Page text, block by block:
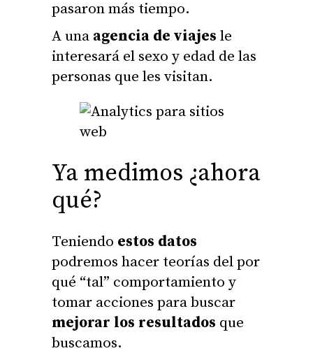
pasaron más tiempo.
A una agencia de viajes le
interesará el sexo y edad de las
personas que les visitan.
Ya medimos ¿ahora
qué?
Teniendo estos datos
podremos hacer teorías del por
qué “tal” comportamiento y
tomar acciones para buscar
mejorar los resultados que
buscamos.